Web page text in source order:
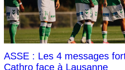
ASSE : Les 4 messages
Cathro face à Lausanne